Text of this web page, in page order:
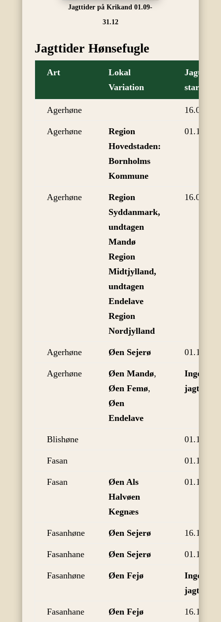
Jagttider på Krikand 01.09-
31.12
Jagttider Hønsefugle
Art
Lokal
Variation
Jagttid
start
Agerhøne 16.09
Agerhøne
Region
Hovedstaden:
Bornholms
Kommune
01.10
Agerhøne
Region
Syddanmark,
undtagen
Mandø
Region
Midtjylland,
undtagen
Endelave
Region
Nordjylland
16.09
Agerhøne Øen Sejerø 01.10
Agerhøne Øen Mandø,
Øen Femø,
Øen
Endelave
Ingen
jagttid
Blishøne 01.10
Fasan 01.10
Fasan
Øen Als
Halvøen
Kegnæs
01.11
Fasanhøne Øen Sejerø 16.11
Fasanhane Øen Sejerø 01.11
Fasanhøne Øen Fejø
Ingen
jagttid
Fasanhane Øen Fejø 16.10